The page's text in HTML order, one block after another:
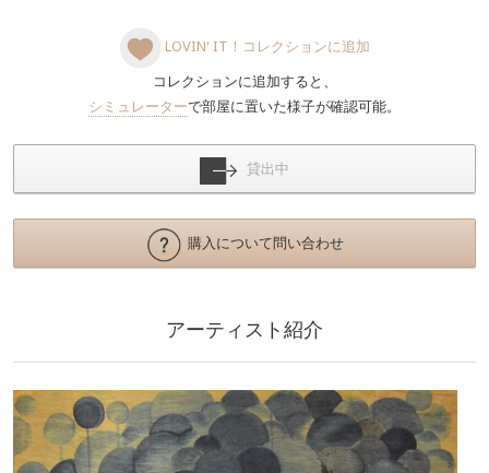
LOVIN' IT！コレクションに追加
コレクションに追加すると、
シミュレーターで部屋に置いた様子が確認可能。
貸出中
購入について問い合わせ
アーティスト紹介